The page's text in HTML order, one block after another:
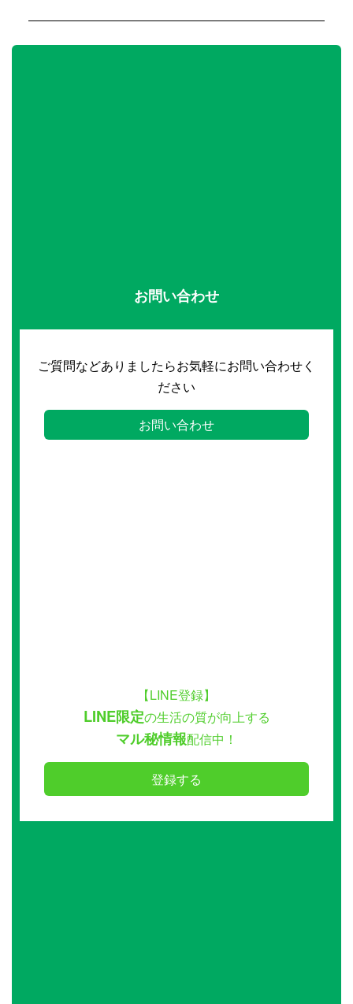
お問い合わせ
ご質問などありましたらお気軽にお問い合わせく
ださい
お問い合わせ
【LINE登録】
LINE限定の生活の質が向上する
マル秘情報配信中！
登録する